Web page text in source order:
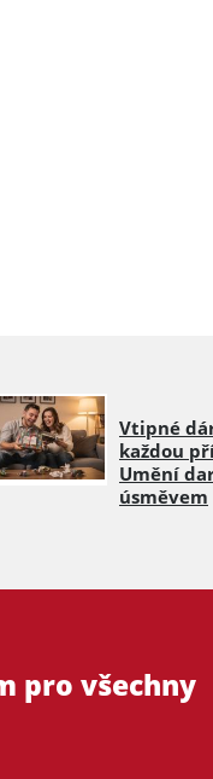
Vtipné
každou
Umění
úsměvem
pro všechny